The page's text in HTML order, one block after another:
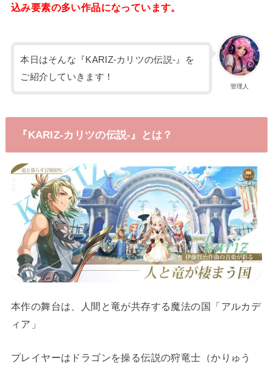
込み要素の多い作品になっています。
管理人
本日はそんな『KARIZ-カリツの伝説‐』を
ご紹介していきます！
『KARIZ-カリツの伝説‐』とは？
本作の舞台は、人間と竜が共存する魔法の国「アルカデ
ィア」
プレイヤーはドラゴンを操る伝説の狩竜士（かりゅう